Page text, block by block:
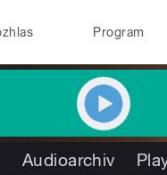
Program
Audioarchiv